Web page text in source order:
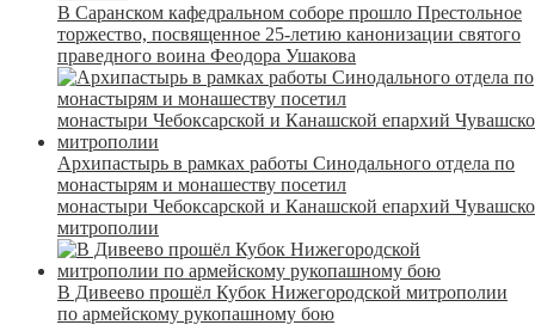
В Саранском кафедральном соборе прошло Престольное
торжество, посвященное 25-летию канонизации святого
праведного воина Феодора Ушакова
Архипастырь в рамках работы Синодального отдела по
монастырям и монашеству посетил
монастыри Чебоксарской и Канашской епархий
митрополии
В Дивеево прошёл Кубок Нижегородской митрополии
по армейскому рукопашному бою